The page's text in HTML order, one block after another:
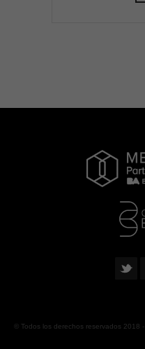
© Todos los derechos reservados 2018 -